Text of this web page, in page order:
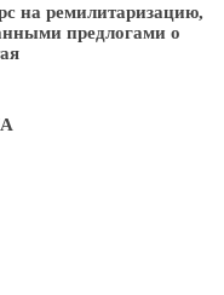
на ремилитаризацию,
предлогами о